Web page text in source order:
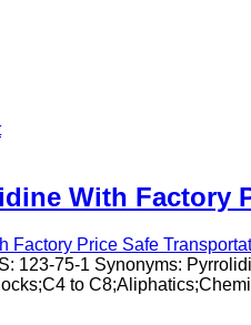
With Factory
123-75-1 Synonyms:
to